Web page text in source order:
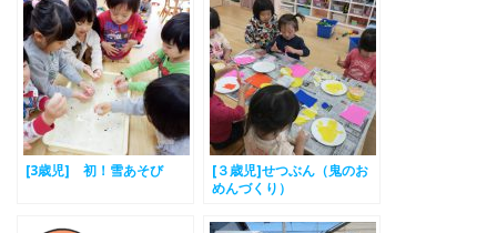
[3歳児] 初！雪あそび
[３歳児]せつぶん（鬼のお
めんづくり）